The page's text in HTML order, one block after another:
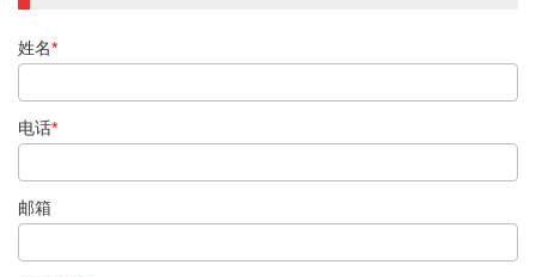
姓名*
电话*
邮箱